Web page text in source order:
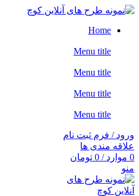
Home
Menu title
Menu title
Menu title
Menu title
ورود / فرم ثبت نام
علاقه مندی ها
0 موارد /
0 تومان
منو